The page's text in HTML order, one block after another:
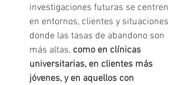
investigaciones futuras se centren
en entornos, clientes y situaciones
donde las tasas de abandono son
más altas, como en clínicas
universitarias, en clientes más
jóvenes, y en aquellos con